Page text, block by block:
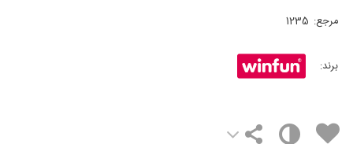
مرجع: 1235
برند: